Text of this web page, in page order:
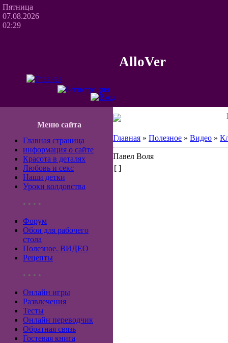
Пятница
07.08.2026
02:29
AlloVer
Меню сайта
Главная страница
информация о сайте
Красота в деталях
Любовь и секс
Наши детки
Уроки колдовства
• • • •
Форум
Обои для рабочего
стола
Полезное. ВИДЕО
Рецепты
• • • •
Онлайн игры
Развлечения
Тесты
Онлайн переводчик
Обратная связь
Гостевая книга
Главная » Полезное » Видео »
Павел Воля
[ ]